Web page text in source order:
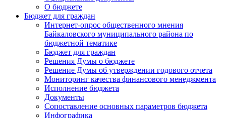
О бюджете
Бюджет для граждан
Интернет-опрос общественного мнения
Байкаловского муниципального района по
бюджетной тематике
Бюджет для граждан
Решения Думы о бюджете
Решение Думы об утверждении годового отчета
Мониторинг качества финансового менеджмента
Исполнение бюджета
Документы
Сопоставление основных параметров бюджета
Инфографика